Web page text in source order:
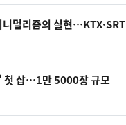
멀리즘의 실현…KTX·SRT
첫 삽…1만 5000장 규모